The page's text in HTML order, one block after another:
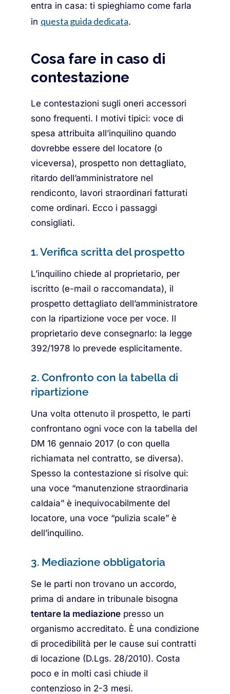
entra in casa: ti spieghiamo come farla
in questa guida dedicata.
Cosa fare in caso di
contestazione
Le contestazioni sugli oneri accessori
sono frequenti. I motivi tipici: voce di
spesa attribuita all’inquilino quando
dovrebbe essere del locatore (o
viceversa), prospetto non dettagliato,
ritardo dell’amministratore nel
rendiconto, lavori straordinari fatturati
come ordinari. Ecco i passaggi
consigliati.
1. Verifica scritta del prospetto
L’inquilino chiede al proprietario, per
iscritto (e-mail o raccomandata), il
prospetto dettagliato dell’amministratore
con la ripartizione voce per voce. Il
proprietario deve consegnarlo: la legge
392/1978 lo prevede esplicitamente.
2. Confronto con la tabella di
ripartizione
Una volta ottenuto il prospetto, le parti
confrontano ogni voce con la tabella del
DM 16 gennaio 2017 (o con quella
richiamata nel contratto, se diversa).
Spesso la contestazione si risolve qui:
una voce “manutenzione straordinaria
caldaia” è inequivocabilmente del
locatore, una voce “pulizia scale” è
dell’inquilino.
3. Mediazione obbligatoria
Se le parti non trovano un accordo,
prima di andare in tribunale bisogna
tentare la mediazione presso un
organismo accreditato. È una condizione
di procedibilità per le cause sui contratti
di locazione (D.Lgs. 28/2010). Costa
poco e in molti casi chiude il
contenzioso in 2-3 mesi.